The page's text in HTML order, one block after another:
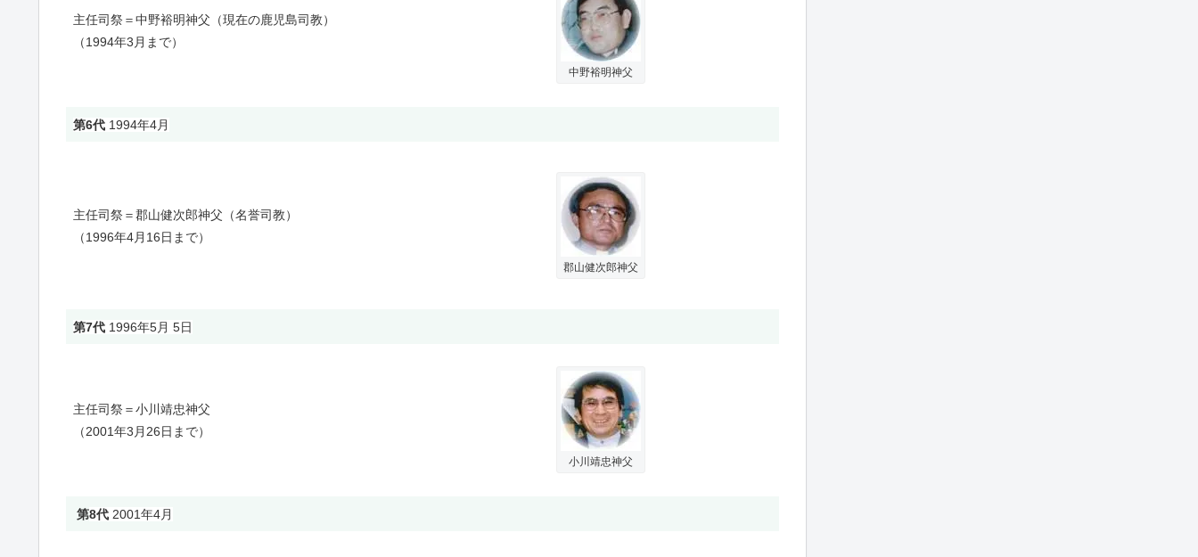
主任司祭＝中野裕明神父（現在の鹿児島司教）
（1994年3月まで）
中野裕明神父
第6代1994年4月
主任司祭＝郡山健次郎神父（名誉司教）
（1996年4月16日まで）
郡山健次郎神父
第7代1996年5月 5日
主任司祭＝小川靖忠神父
（2001年3月26日まで）
小川靖忠神父
第8代2001年4月